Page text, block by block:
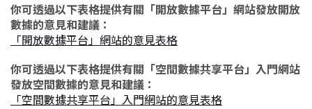
你可透過以下表格提供有關「開放數據平台」網站發放開放
數據的意見和建議：
「開放數據平台」網站的意見表格
你可透過以下表格提供有關「空間數據共享平台」入門網站
發放空間數據的意見和建議：
「空間數據共享平台」入門網站的意見表格